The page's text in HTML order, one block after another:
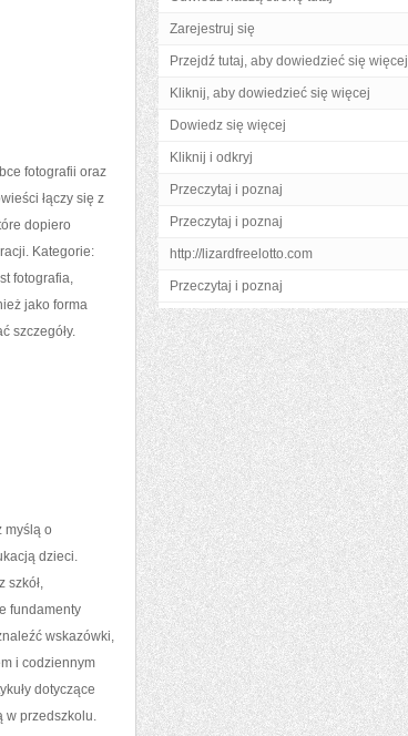
fotografii oraz
łączy się z
dopiero
Kategorie:
fotografia,
jako forma
szczegóły.
myślą o
dzieci.
szkół,
fundamenty
wskazówki,
i codziennym
dotyczące
w przedszkolu.
Zarejestruj się
Przejdź tutaj, aby dowiedzieć się więcej
Kliknij, aby dowiedzieć się więcej
Dowiedz się więcej
Kliknij i odkryj
Przeczytaj i poznaj
Przeczytaj i poznaj
http://lizardfreelotto.com
Przeczytaj i poznaj